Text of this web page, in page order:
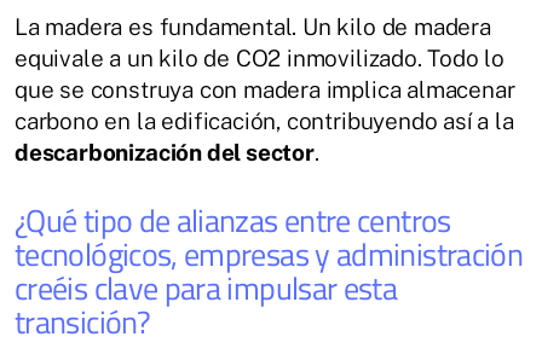
La madera es fundamental. Un kilo de madera
equivale a un kilo de CO2 inmovilizado. Todo lo
que se construya con madera implica almacenar
carbono en la edificación, contribuyendo así a la
descarbonización del sector.
¿Qué tipo de alianzas entre centros
tecnológicos, empresas y administración
creéis clave para impulsar esta
transición?